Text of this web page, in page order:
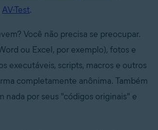
AV-Test.
Você não precisa se preocupar.
ou Excel, por exemplo), fotos e
executáveis, scripts, macros e outros
completamente anônima. Também
nada por seus "códigos originais" e